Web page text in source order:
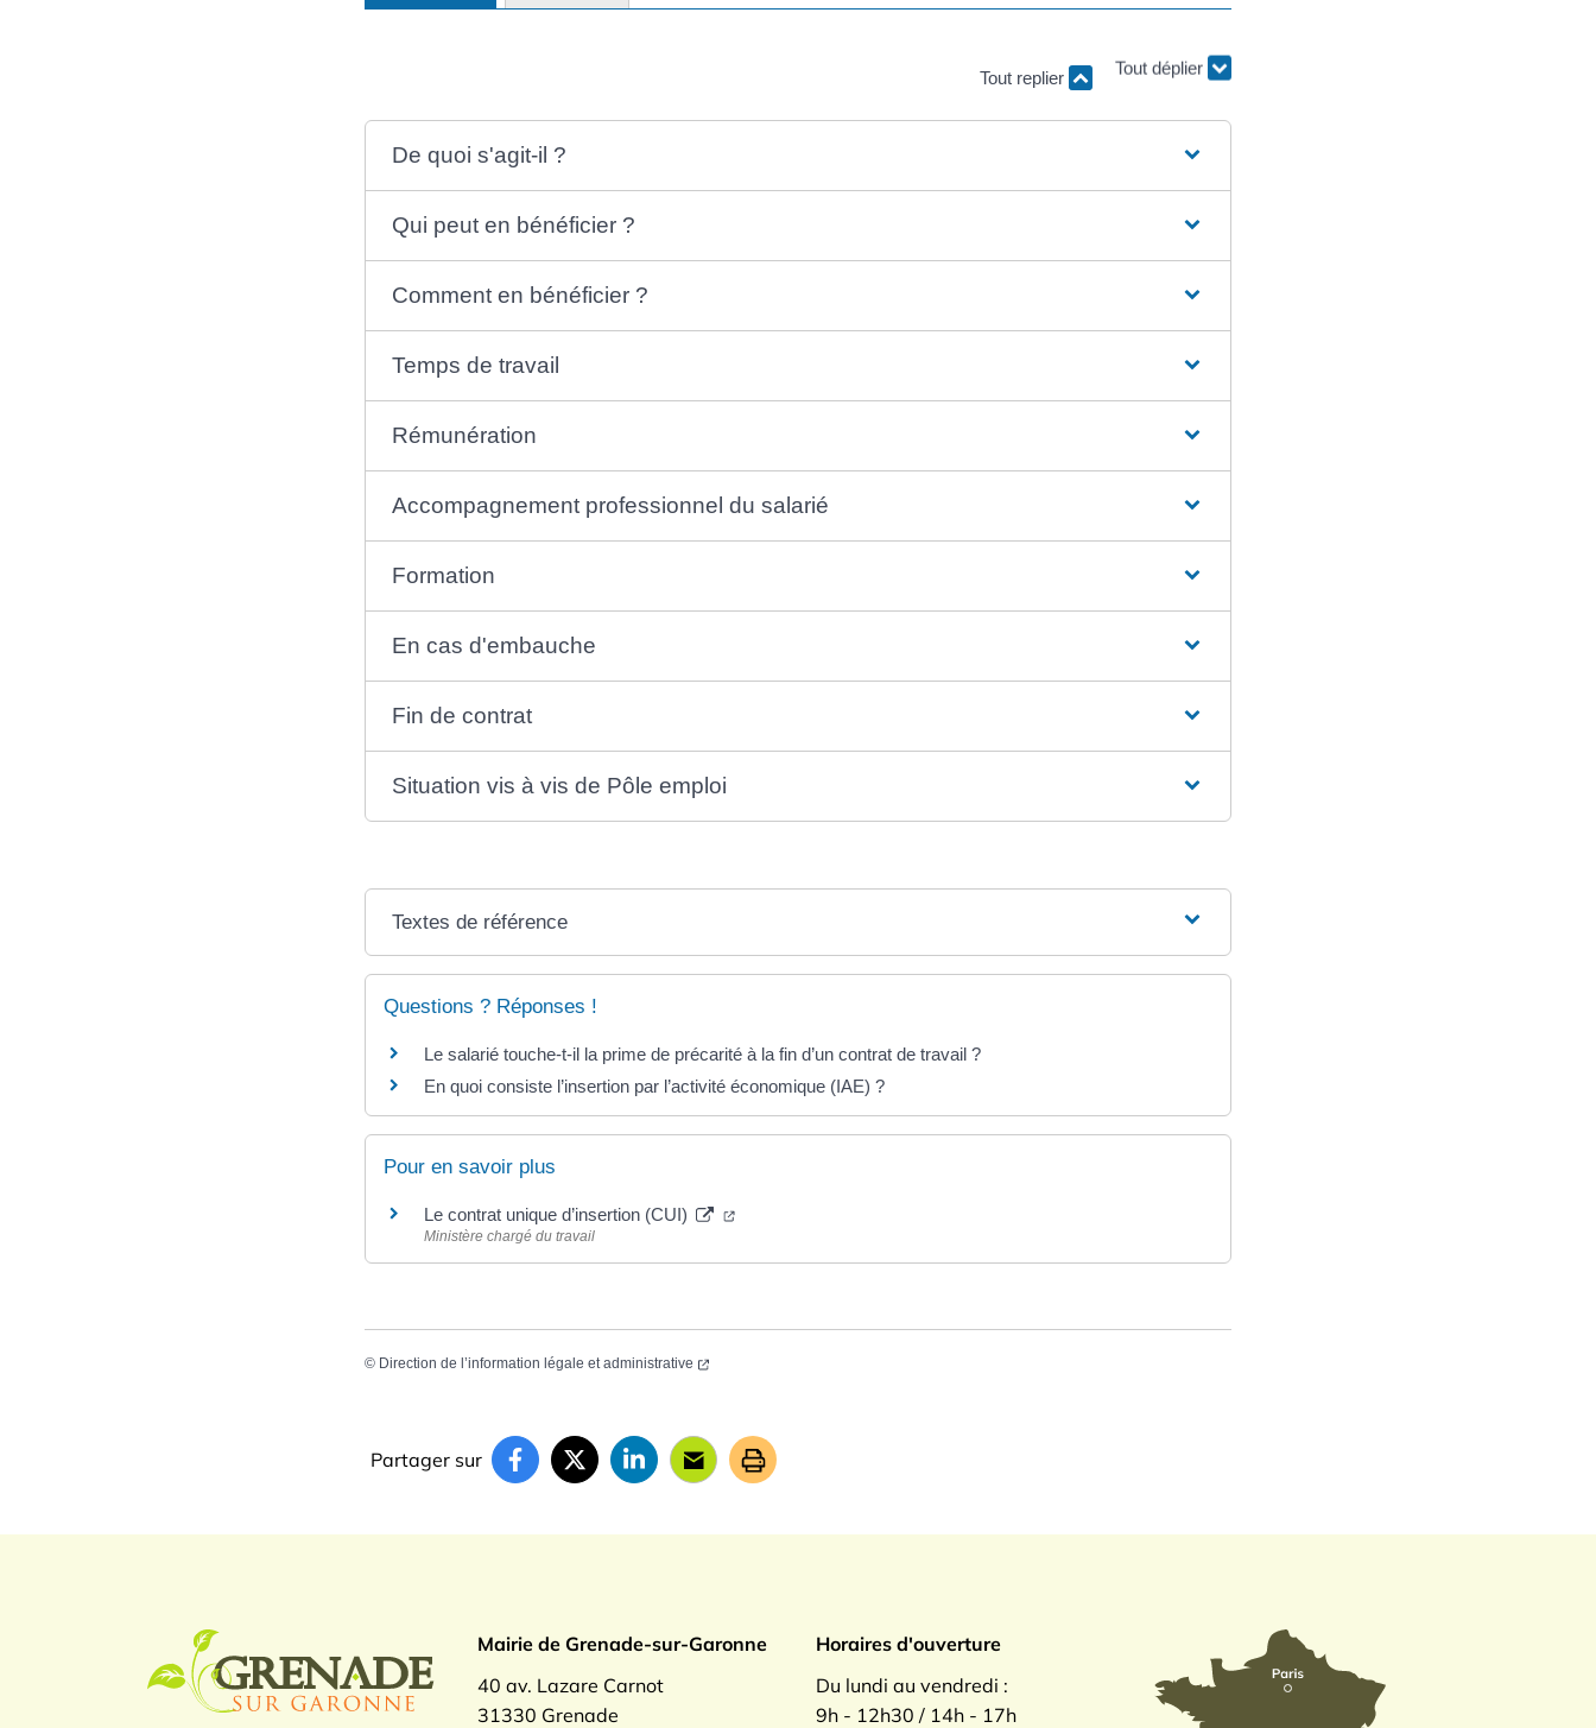
Tout replier Tout déplier
De quoi s'agit-il ?
Qui peut en bénéficier ?
Comment en bénéficier ?
Temps de travail
Rémunération
Accompagnement professionnel du salarié
Formation
En cas d'embauche
Fin de contrat
Situation vis à vis de Pôle emploi
Textes de référence
Questions ? Réponses !
Le salarié touche-t-il la prime de précarité à la fin d’un contrat de travail ?
En quoi consiste l’insertion par l’activité économique (IAE) ?
Pour en savoir plus
Le contrat unique d’insertion (CUI)
Ministère chargé du travail
© Direction de l’information légale et administrative
Partager sur
Logo Grenade sur Garonne
Mairie de Grenade-sur-Garonne
40 av. Lazare Carnot
31330 Grenade
Horaires d'ouverture
Du lundi au vendredi :
9h - 12h30 / 14h - 17h